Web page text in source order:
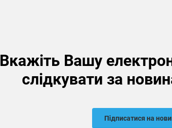
Вкажіть Вашу
слідкувати за
Підписатися на